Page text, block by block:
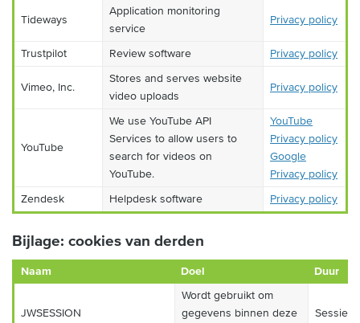
Tideways
Application monitoring
service
Privacy policy
Trustpilot Review software Privacy policy
Vimeo, Inc.
Stores and serves website
video uploads
Privacy policy
YouTube
We use YouTube API
Services to allow users to
search for videos on
YouTube.
YouTube
Privacy policy
Google
Privacy policy
Zendesk
Helpdesk software Privacy policy
Bijlage: cookies van derden
Naam Doel Duur
JWSESSION
Wordt gebruikt om
gegevens binnen deze
Sessie